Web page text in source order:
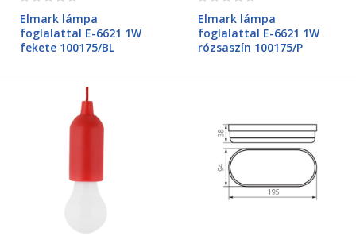
Elmark lámpa
foglalattal E-6621 1W
fekete 100175/BL
Elmark lámpa
foglalattal E-6621 1W
rózsaszín 100175/P